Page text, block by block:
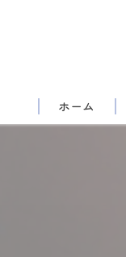
ホーム